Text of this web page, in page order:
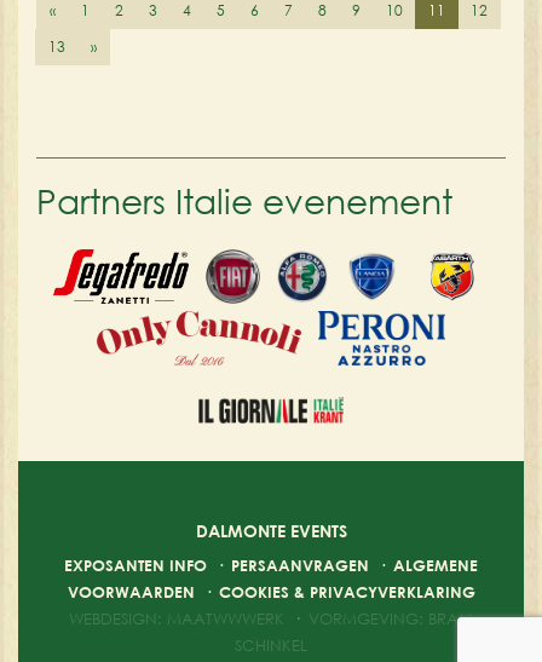
« 1 2 3 4 5 6 7 8 9 10 11
12
13
»
Partners Italie evenement
DALMONTE EVENTS
EXPOSANTEN INFO · PERSAANVRAGEN · ALGEMENE
VOORWAARDEN · COOKIES & PRIVACYVERKLARING
WEBDESIGN: MAATWWWERK
· VORMGEVING: BRAM
SCHINKEL